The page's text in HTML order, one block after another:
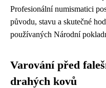
Profesionální numismatici
původu, stavu a skutečné
používaných Národní
Varování před
drahých kovů